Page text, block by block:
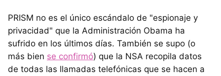
PRISM no es el único escándalo de "espionaje y
privacidad" que la Administración Obama ha
sufrido en los últimos días. También se supo (o
más bien se confirmó) que la NSA recopila datos
de todas las llamadas telefónicas que se hacen a